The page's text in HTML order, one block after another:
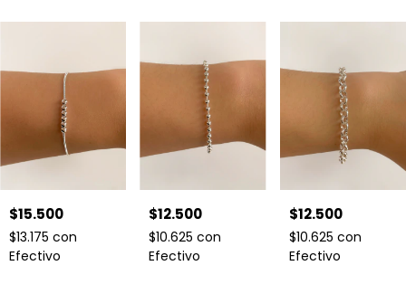
$15.500
$13.175 con
Efectivo
$12.500
$10.625con
Efectivo
$12.500
$10.625 con
Efectivo